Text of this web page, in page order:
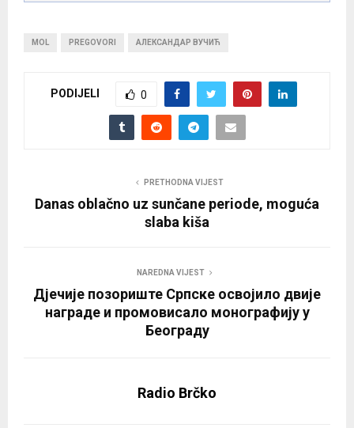
MOL PREGOVORI АЛЕКСАНДАР ВУЧИЋ
PODIJELI 0
PRETHODNA VIJEST
Danas oblačno uz sunčane periode, moguća
slaba kiša
NAREDNA VIJEST
Дјечије позориште Српске освојило двије
награде и промовисало монографију у
Београду
Radio Brčko